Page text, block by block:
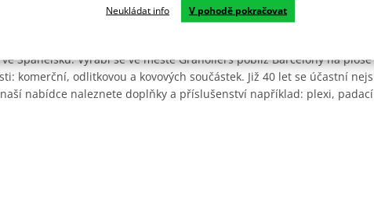
Španělsku. Vyrábí se ve městě Granollers poblíž Barcelony na ploše
komerční, odlitkovou a kovových součástek. Již 40 let se účastní
nabídce naleznete doplňky a příslušenství například: plexi,
Neukládat info V pohodě pokračovat